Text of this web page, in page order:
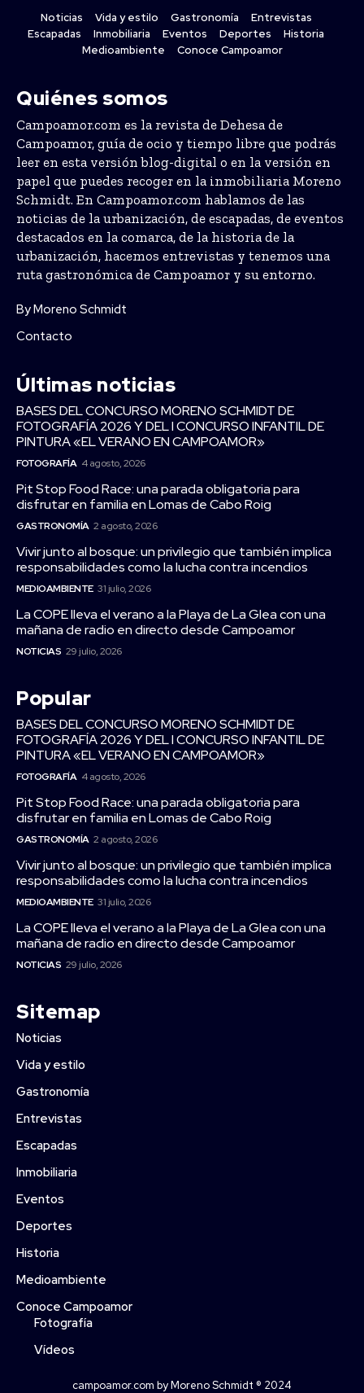
Noticias Vida y estilo Gastronomía
Entrevistas
Escapadas
Inmobiliaria Eventos Deportes
Historia
Medioambiente
Conoce Campoamor
Quiénes somos
Campoamor.com es la revista de Dehesa de
Campoamor, guía de ocio y tiempo libre que podrás
leer en esta versión blog-digital o en la versión en
papel que puedes recoger en la inmobiliaria Moreno
Schmidt. En Campoamor.com hablamos de las
noticias de la urbanización, de escapadas, de eventos
destacados en la comarca, de la historia de la
urbanización, hacemos entrevistas y tenemos una
ruta gastronómica de Campoamor y su entorno.
By Moreno Schmidt
Contacto
Últimas noticias
BASES DEL CONCURSO MORENO SCHMIDT DE
FOTOGRAFÍA 2026 Y DEL I CONCURSO INFANTIL DE
PINTURA «EL VERANO EN CAMPOAMOR»
FOTOGRAFÍA 4 agosto, 2026
Pit Stop Food Race: una parada obligatoria para
disfrutar en familia en Lomas de Cabo Roig
GASTRONOMÍA 2 agosto, 2026
Vivir junto al bosque: un privilegio que también implica
responsabilidades como la lucha contra incendios
MEDIOAMBIENTE 31 julio, 2026
La COPE lleva el verano a la Playa de La Glea con una
mañana de radio en directo desde Campoamor
NOTICIAS 29 julio, 2026
Popular
BASES DEL CONCURSO MORENO SCHMIDT DE
FOTOGRAFÍA 2026 Y DEL I CONCURSO INFANTIL DE
PINTURA «EL VERANO EN CAMPOAMOR»
FOTOGRAFÍA 4 agosto, 2026
Pit Stop Food Race: una parada obligatoria para
disfrutar en familia en Lomas de Cabo Roig
GASTRONOMÍA 2 agosto, 2026
Vivir junto al bosque: un privilegio que también implica
responsabilidades como la lucha contra incendios
MEDIOAMBIENTE 31 julio, 2026
La COPE lleva el verano a la Playa de La Glea con una
mañana de radio en directo desde Campoamor
NOTICIAS 29 julio, 2026
Sitemap
Noticias
Vida y estilo
Gastronomía
Entrevistas
Escapadas
Inmobiliaria
Eventos
Deportes
Historia
Medioambiente
Conoce Campoamor
Fotografía
Vídeos
campoamor.com by Moreno Schmidt ® 2024